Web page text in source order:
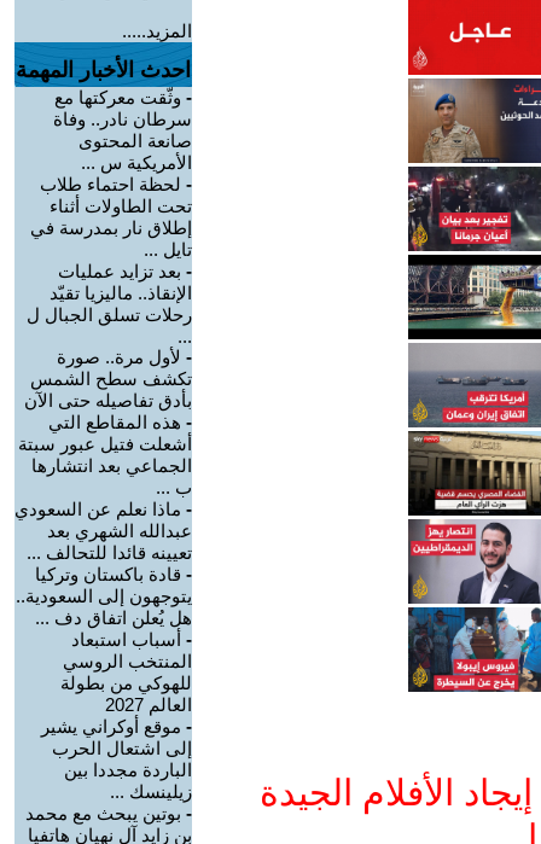
الأفلام الجيدة
المزيد.....
احدث الأخبار المهمة
- وثّقت معركتها مع
سرطان نادر.. وفاة
صانعة المحتوى
الأمريكية س ...
- لحظة احتماء طلاب
تحت الطاولات أثناء
إطلاق نار بمدرسة في
تايل ...
- بعد تزايد عمليات
الإنقاذ.. ماليزيا تقيّد
رحلات تسلق الجبال ل
...
- لأول مرة.. صورة
تكشف سطح الشمس
بأدق تفاصيله حتى الآن
- هذه المقاطع التي
أشعلت فتيل عبور سبتة
الجماعي بعد انتشارها
ب ...
- ماذا نعلم عن السعودي
عبدالله الشهري بعد
تعيينه قائدا للتحالف ...
- قادة باكستان وتركيا
يتوجهون إلى السعودية..
هل يُعلن اتفاق دف ...
- أسباب استبعاد
المنتخب الروسي
للهوكي من بطولة
العالم 2027
- موقع أوكراني يشير
إلى اشتعال الحرب
الباردة مجددا بين
زيلينسك ...
- بوتين يبحث مع محمد
بن زايد آل نهيان هاتفيا